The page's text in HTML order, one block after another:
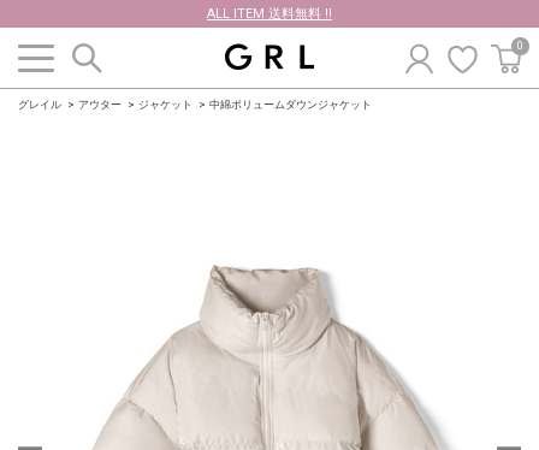
ALL ITEM 送料無料 !!
0
グレイル アウター ジャケット 中綿ボリュームダウンジャケット